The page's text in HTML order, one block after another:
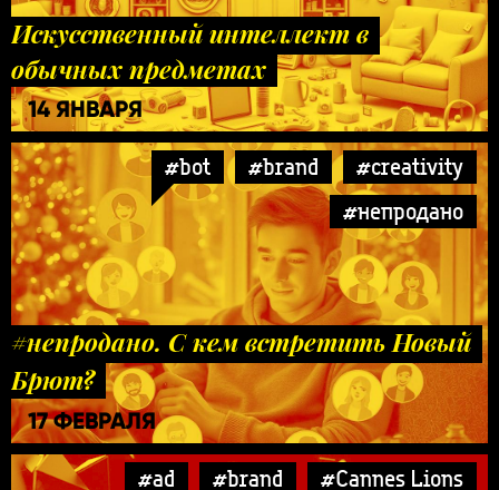
Искусственный интеллект в
обычных предметах
14 ЯНВАРЯ
#bot #brand
#creativity
#непродано
#непродано. С кем встретить Новый
Брют?
17 ФЕВРАЛЯ
#ad #brand
#Cannes Lions